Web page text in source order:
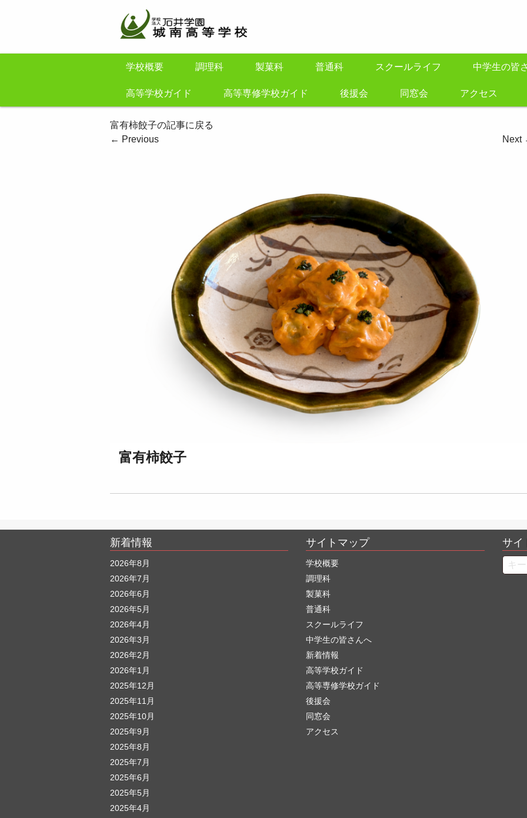
学校概要 調理科 製菓科 普通科 スクールライフ 中学生の皆
高等学校ガイド 高等専修学校ガイド 後援会 同窓会 アクセス
富有柿餃子の記事に戻る
← Previous Next
富有柿餃子
新着情報
2026年8月
2026年7月
2026年6月
2026年5月
2026年4月
2026年3月
2026年2月
2026年1月
2025年12月
2025年11月
2025年10月
2025年9月
2025年8月
2025年7月
2025年6月
2025年5月
2025年4月
サイトマップ
学校概要
調理科
製菓科
普通科
スクールライフ
中学生の皆さんへ
新着情報
高等学校ガイド
高等専修学校ガイド
後援会
同窓会
アクセス
サイ
Search